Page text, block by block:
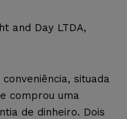
and Day LTDA,
situada
comprou uma
de dinheiro. Dois